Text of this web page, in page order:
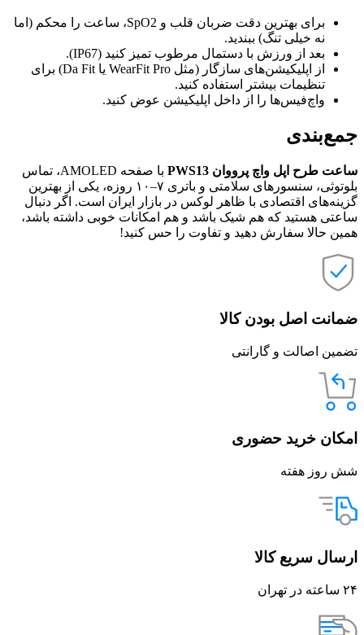
برای بهترین دقت ضربان قلب و SpO2، ساعت را محکم (اما
نه خیلی تنگ) ببندید.
بعد از ورزش با دستمال مرطوب تمیز کنید (IP67).
از اپلیکیشن‌های سازگار (مثل WearFit Pro یا Da Fit) برای
تنظیمات بیشتر استفاده کنید.
واچ‌فیس‌ها را از داخل اپلیکیشن عوض کنید.
جمع‌بندی
ساعت طرح اپل واچ پرووان PWS13
با صفحه AMOLED، تماس
بلوتوثی، سنسورهای سلامتی و باتری ۷–۱۰ روزه، یکی از بهترین
گزینه‌های اقتصادی با ظاهر لوکس در بازار ایران است. اگر دنبال
ساعتی هستید که هم شیک باشد و هم امکانات خوبی داشته باشد،
همین حالا سفارش دهید و تفاوت را حس کنید!
ضمانت اصل بودن کالا
تضمین اصالت و گارانتی
امکان خرید حضوری
شش روز هفته
ارسال سریع کالا
۲۴ ساعته در تهران